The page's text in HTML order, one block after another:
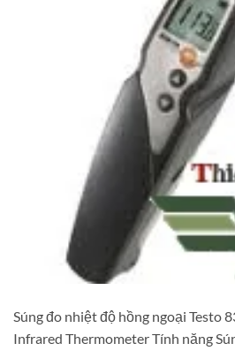
Súng đo nhiệt độ hồng ngoại Testo
Infrared Thermometer Tính năng